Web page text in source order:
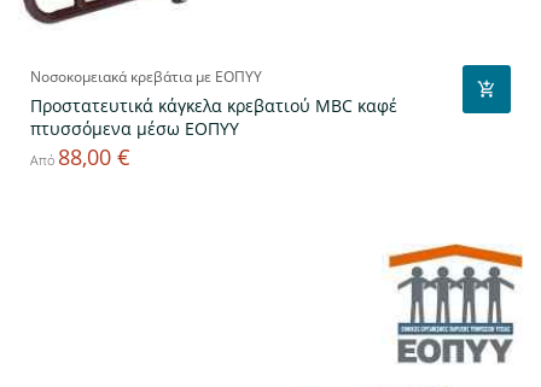
Νοσοκομειακά κρεβάτια με ΕΟΠΥΥ
Προστατευτικά κάγκελα κρεβατιού MBC καφέ
πτυσσόμενα μέσω ΕΟΠΥΥ
Από Τιμή
88,00 €